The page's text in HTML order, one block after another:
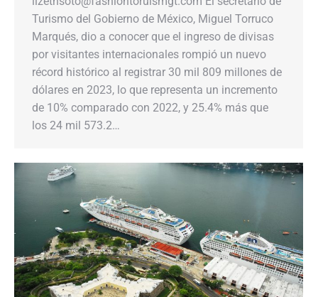
Turismo del Gobierno de México, Miguel Torruco
Marqués, dio a conocer que el ingreso de divisas
por visitantes internacionales rompió un nuevo
récord histórico al registrar 30 mil 809 millones de
dólares en 2023, lo que representa un incremento
de 10% comparado con 2022, y 25.4% más que
los 24 mil 573.2…